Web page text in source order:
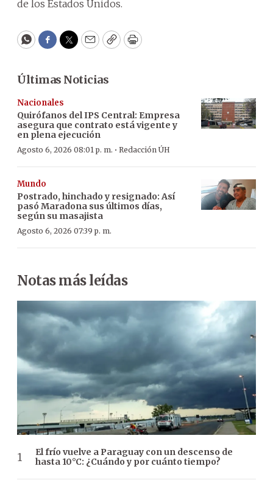
de los Estados Unidos.
WhatsApp
Facebook
Twitter
EmailCopyPrint
Últimas Noticias
Nacionales
Quirófanos del IPS Central: Empresa
asegura que contrato está vigente y
en plena ejecución
Agosto 6, 2026 08:01 p. m. · Redacción ÚH
Mundo
Postrado, hinchado y resignado: Así
pasó Maradona sus últimos días,
según su masajista
Agosto 6, 2026 07:39 p. m.
Notas más leídas
El frío vuelve a Paraguay con un descenso de
hasta 10°C: ¿Cuándo y por cuánto tiempo?